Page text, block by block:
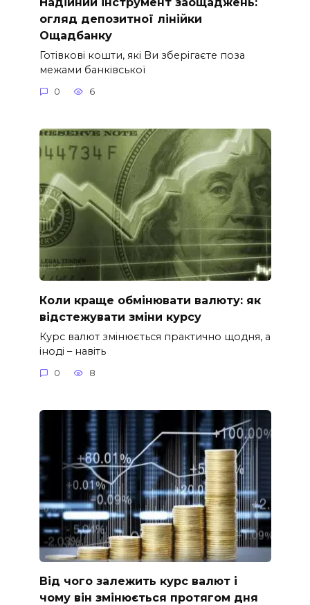
огляд депозитної лінійки
Ощадбанку
Готівкові кошти, які Ви зберігаєте поза
межами банківської
0 6
Коли краще обмінювати валюту: як
відстежувати зміни курсу
Курс валют змінюється практично щодня, а
іноді – навіть
0 8
Від чого залежить курс валют і
чому він змінюється протягом дня